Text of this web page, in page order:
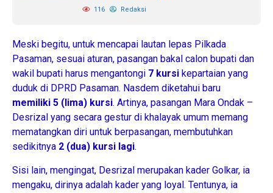
116 Redaksi
Meski begitu, untuk mencapai lautan lepas Pilkada
Pasaman, sesuai aturan, pasangan bakal calon bupati dan
wakil bupati harus mengantongi 7 kursi kepartaian yang
duduk di DPRD Pasaman. Nasdem diketahui baru
memiliki 5 (lima) kursi. Artinya, pasangan Mara Ondak –
Desrizal yang secara gestur di khalayak umum memang
mematangkan diri untuk berpasangan, membutuhkan
sedikitnya 2 (dua) kursi lagi.
Sisi lain, mengingat, Desrizal merupakan kader Golkar, ia
mengaku, dirinya adalah kader yang loyal. Tentunya, ia